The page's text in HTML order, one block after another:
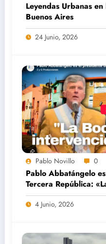
Leyendas Urbanas
Buenos Aires
24 Junio, 2026
Pablo Novillo 0
Pablo Abbatángelo
Tercera República:
intervención artística»
4 Junio, 2026